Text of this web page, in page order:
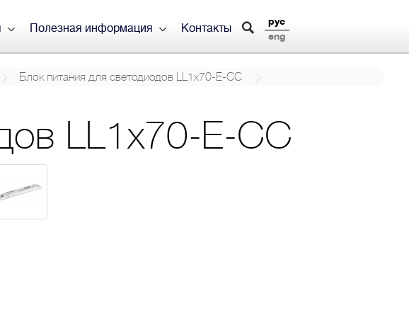
Полезная информация Контакты
рус
eng
Блок питания для светодиодов LL1x70-E-CC
LL1x70-E-CC